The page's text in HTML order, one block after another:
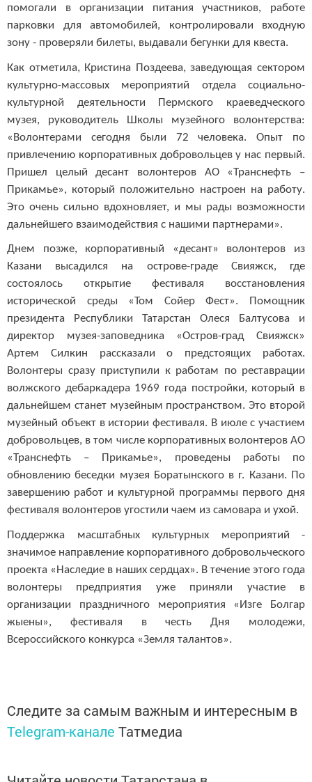
помогали в организации питания участников, работе
парковки для автомобилей, контролировали входную
зону - проверяли билеты, выдавали бегунки для квеста.
Как отметила, Кристина Поздеева, заведующая сектором
культурно-массовых мероприятий отдела социально-
культурной деятельности Пермского краеведческого
музея, руководитель Школы музейного волонтерства:
«Волонтерами сегодня были 72 человека. Опыт по
привлечению корпоративных добровольцев у нас первый.
Пришел целый десант волонтеров АО «Транснефть –
Прикамье», который положительно настроен на работу.
Это очень сильно вдохновляет, и мы рады возможности
дальнейшего взаимодействия с нашими партнерами».
Днем позже, корпоративный «десант» волонтеров из
Казани высадился на острове-граде Свияжск, где
состоялось открытие фестиваля восстановления
исторической среды «Том Сойер Фест». Помощник
президента Республики Татарстан Олеся Балтусова и
директор музея-заповедника «Остров-град Свияжск»
Артем Силкин рассказали о предстоящих работах.
Волонтеры сразу приступили к работам по реставрации
волжского дебаркадера 1969 года постройки, который в
дальнейшем станет музейным пространством. Это второй
музейный объект в истории фестиваля. В июле с участием
добровольцев, в том числе корпоративных волонтеров АО
«Транснефть – Прикамье», проведены работы по
обновлению беседки музея Боратынского в г. Казани. По
завершению работ и культурной программы первого дня
фестиваля волонтеров угостили чаем из самовара и ухой.
Поддержка масштабных культурных мероприятий -
значимое направление корпоративного добровольческого
проекта «Наследие в наших сердцах». В течение этого года
волонтеры предприятия уже приняли участие в
организации праздничного мероприятия «Изге Болгар
жыены», фестиваля в честь Дня молодежи,
Всероссийского конкурса «Земля талантов».
Следите за самым важным и интересным в
Telegram-канале Татмедиа